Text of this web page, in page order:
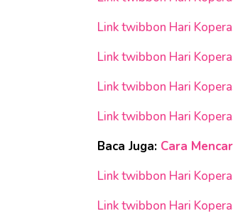
Link twibbon Hari
Link twibbon Hari
Link twibbon Hari
Link twibbon Hari
Baca Juga: Cara
Link twibbon Hari
Link twibbon Hari